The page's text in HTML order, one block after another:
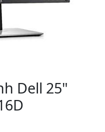
Dell 25"